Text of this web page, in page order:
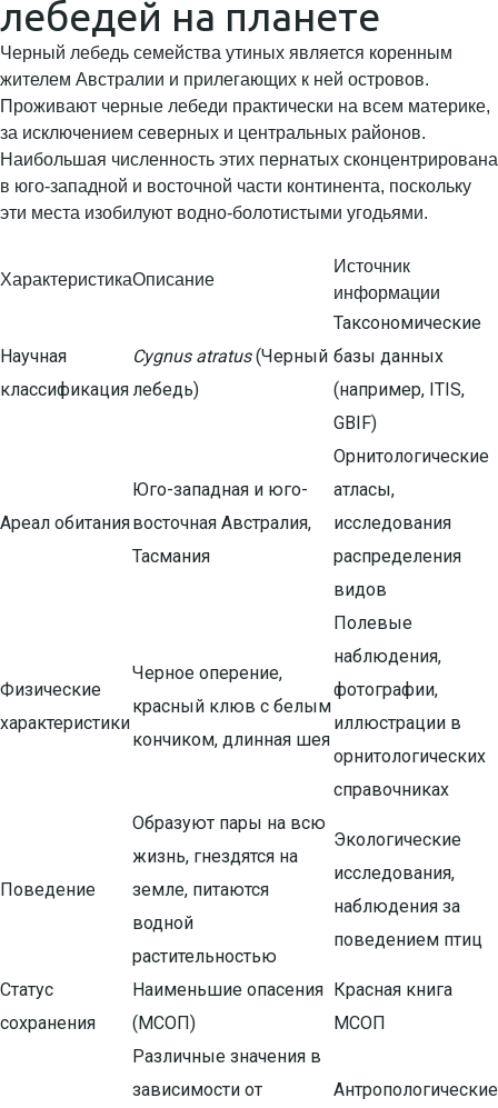
лебедей на планете
Черный лебедь семейства утиных является коренным
жителем Австралии и прилегающих к ней островов.
Проживают черные лебеди практически на всем материке,
за исключением северных и центральных районов.
Наибольшая численность этих пернатых сконцентрирована
в юго-западной и восточной части континента, поскольку
эти места изобилуют водно-болотистыми угодьями.
ХарактеристикаОписание
Источник
информации
Научная
классификация
Cygnus atratus(Черный
лебедь)
Таксономические
базы данных
(например, ITIS,
GBIF)
Ареал обитания
Юго-западная и юго-
восточная Австралия,
Тасмания
Орнитологические
атласы,
исследования
распределения
видов
Физические
характеристики
Черное оперение,
красный клюв с белым
кончиком, длинная шея
Полевые
наблюдения,
фотографии,
иллюстрации в
орнитологических
справочниках
Поведение
Образуют пары на всю
жизнь, гнездятся на
земле, питаются
водной
растительностью
Экологические
исследования,
наблюдения за
поведением птиц
Статус
сохранения
Наименьшие опасения
(МСОП)
Красная книга
МСОП
Различные значения в
зависимости от
Антропологические